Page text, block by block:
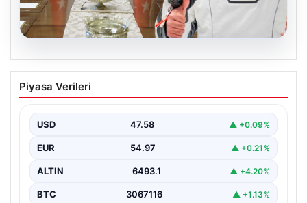
05.08.2026
Yüksek Askeri Şura (YAŞ) kararları
açıklandı, Alper Gezeravcı terfi etti
Piyasa Verileri
USD 47.58 ▲ +0.09%
EUR 54.97 ▲ +0.21%
ALTIN 6493.1 ▲ +4.20%
BTC 3067116 ▲ +1.13%